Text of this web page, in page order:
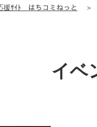
援ｻｲﾄ はちコミねっと ＞
イベ